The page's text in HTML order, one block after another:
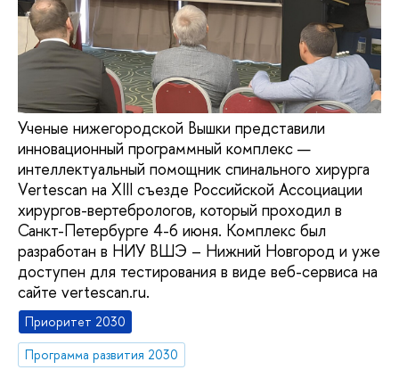
Ученые нижегородской Вышки представили
инновационный программный комплекс —
интеллектуальный помощник спинального хирурга
Vertescan на XIII съезде Российской Ассоциации
хирургов-вертебрологов, который проходил в
Санкт-Петербурге 4-6 июня. Комплекс был
разработан в НИУ ВШЭ – Нижний Новгород и уже
доступен для тестирования в виде веб-сервиса на
сайте vertescan.ru.
Приоритет 2030
Программа развития 2030